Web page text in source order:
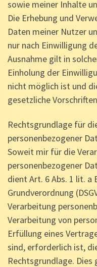
sowie meiner Inhalte
Die Erhebung und
Daten meiner Nutzer
nur nach Einwilligung
Ausnahme gilt in
Einholung der
nicht möglich ist und
gesetzliche
Rechtsgrundlage für
personenbezogener
Soweit mir für die
personenbezogener
dient Art. 6 Abs. 1 lit. a
Grundverordnung
Verarbeitung
Verarbeitung von
Erfüllung eines
sind, erforderlich ist,
Rechtsgrundlage. Dies